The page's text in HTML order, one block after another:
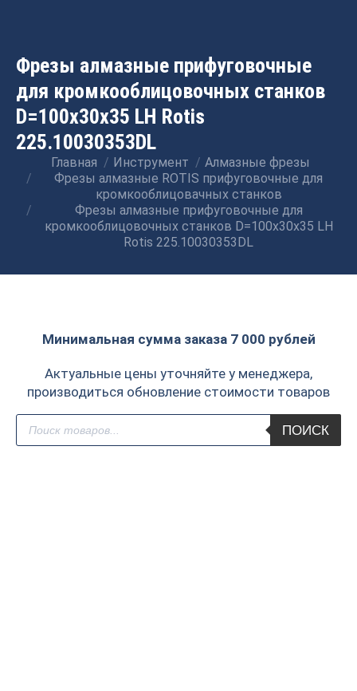
Фрезы алмазные прифуговочные
для кромкооблицовочных станков
D=100x30x35 LH Rotis
225.10030353DL
Вы здесь:
Главная Инструмент
Алмазные фрезы
Фрезы алмазные ROTIS прифуговочные для
кромкооблицовачных станков
Фрезы алмазные прифуговочные для
кромкооблицовочных станков D=100x30x35 LH
Rotis 225.10030353DL
Минимальная сумма заказа 7 000 рублей
Актуальные цены уточняйте у менеджера,
производиться обновление стоимости товаров
Поиск
товаров
ПОИСК